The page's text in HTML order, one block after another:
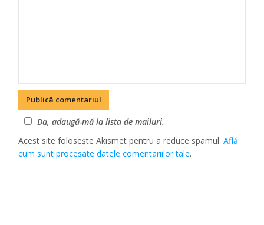
Da, adaugă-mă la lista de mailuri.
Acest site folosește Akismet pentru a reduce spamul.Află
cum sunt procesate datele comentariilor tale.